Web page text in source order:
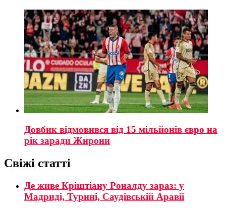
Довбик відмовився від 15 мільйонів євро на
рік заради Жирони
Свіжі статті
Де живе Кріштіану Роналду зараз: у
Мадриді, Турині, Саудівській Аравії